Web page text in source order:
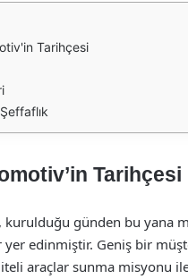
Tarihçesi
Tarihçesi
günden bu yana
edinmiştir. Geniş bir
araçlar sunma misyonu